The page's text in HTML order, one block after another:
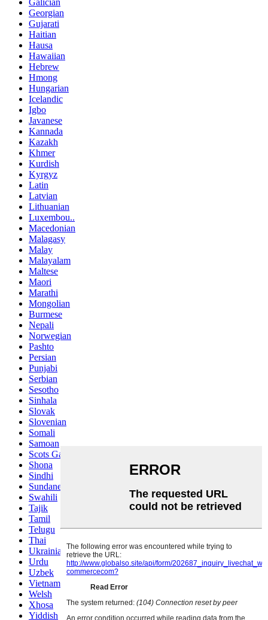
Georgian
Gujarati
Haitian
Hausa
Hawaiian
Hebrew
Hmong
Hungarian
Icelandic
Igbo
Javanese
Kannada
Kazakh
Khmer
Kurdish
Kyrgyz
Latin
Latvian
Lithuanian
Luxembou..
Macedonian
Malagasy
Malay
Malayalam
Maltese
Maori
Marathi
Mongolian
Burmese
Nepali
Norwegian
Pashto
Persian
Punjabi
Serbian
Sesotho
Sinhala
Slovak
Slovenian
Somali
Samoan
Scots Gaelic
Shona
Sindhi
Sundanese
Swahili
Tajik
Tamil
Telugu
Thai
Ukrainian
Urdu
Uzbek
Vietnamese
Welsh
Xhosa
Yiddish